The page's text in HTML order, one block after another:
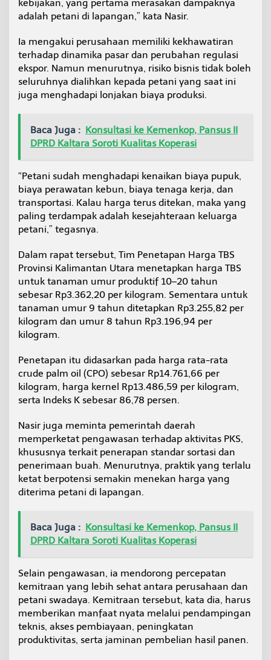
kebijakan, yang pertama merasakan dampaknya
adalah petani di lapangan,” kata Nasir.
Ia mengakui perusahaan memiliki kekhawatiran
terhadap dinamika pasar dan perubahan regulasi
ekspor. Namun menurutnya, risiko bisnis tidak boleh
seluruhnya dialihkan kepada petani yang saat ini
juga menghadapi lonjakan biaya produksi.
Baca Juga : Konsultasi ke Kemenkop, Pansus II
DPRD Kaltara Soroti Kualitas Koperasi
“Petani sudah menghadapi kenaikan biaya pupuk,
biaya perawatan kebun, biaya tenaga kerja, dan
transportasi. Kalau harga terus ditekan, maka yang
paling terdampak adalah kesejahteraan keluarga
petani,” tegasnya.
Dalam rapat tersebut, Tim Penetapan Harga TBS
Provinsi Kalimantan Utara menetapkan harga TBS
untuk tanaman umur produktif 10–20 tahun
sebesar Rp3.362,20 per kilogram. Sementara untuk
tanaman umur 9 tahun ditetapkan Rp3.255,82 per
kilogram dan umur 8 tahun Rp3.196,94 per
kilogram.
Penetapan itu didasarkan pada harga rata-rata
crude palm oil (CPO) sebesar Rp14.761,66 per
kilogram, harga kernel Rp13.486,59 per kilogram,
serta Indeks K sebesar 86,78 persen.
Nasir juga meminta pemerintah daerah
memperketat pengawasan terhadap aktivitas PKS,
khususnya terkait penerapan standar sortasi dan
penerimaan buah. Menurutnya, praktik yang terlalu
ketat berpotensi semakin menekan harga yang
diterima petani di lapangan.
Baca Juga : Konsultasi ke Kemenkop, Pansus II
DPRD Kaltara Soroti Kualitas Koperasi
Selain pengawasan, ia mendorong percepatan
kemitraan yang lebih sehat antara perusahaan dan
petani swadaya. Kemitraan tersebut, kata dia, harus
memberikan manfaat nyata melalui pendampingan
teknis, akses pembiayaan, peningkatan
produktivitas, serta jaminan pembelian hasil panen.